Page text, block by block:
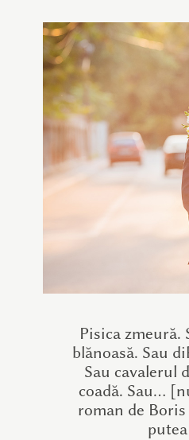
Pisica zmeură.
blănoasă. Sau
Sau cavalerul
coadă. Sau…
roman de